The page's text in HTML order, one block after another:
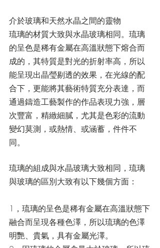
介於玻璃和天然水晶之間的靈物
琉璃的材質大致與水晶玻璃相同。琉璃
的呈色是稀有金屬在高溫狀態下熔合而
成的，其特質是對光的折射率高，所以
能呈現出晶瑩剔透的效果，在光線的配
合下，更能將其藝術特質充分表達，而
通過鑄造工藝製作的作品表現力強，層
次豐富，精緻細膩，尤其是色彩的流動
變幻莫測，或熱情、或涵蓄，件件不
同。
琉璃的組成與水晶玻璃大致相同，琉璃
與玻璃的區別大致有以下幾個方面：
1，琉璃的呈色是稀有金屬在高溫狀態下
融合而呈現各種色澤，所以琉璃的色澤
明艷、貴氣，具有金屬光澤。